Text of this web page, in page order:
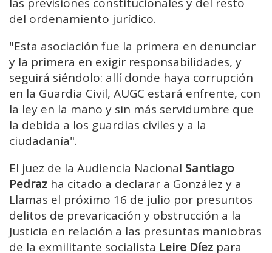
las previsiones constitucionales y del resto
del ordenamiento jurídico.
"Esta asociación fue la primera en denunciar
y la primera en exigir responsabilidades, y
seguirá siéndolo: allí donde haya corrupción
en la Guardia Civil, AUGC estará enfrente, con
la ley en la mano y sin más servidumbre que
la debida a los guardias civiles y a la
ciudadanía".
El juez de la Audiencia Nacional Santiago
Pedraz ha citado a declarar a González y a
Llamas el próximo 16 de julio por presuntos
delitos de prevaricación y obstrucción a la
Justicia en relación a las presuntas maniobras
de la exmilitante socialista Leire Díez para